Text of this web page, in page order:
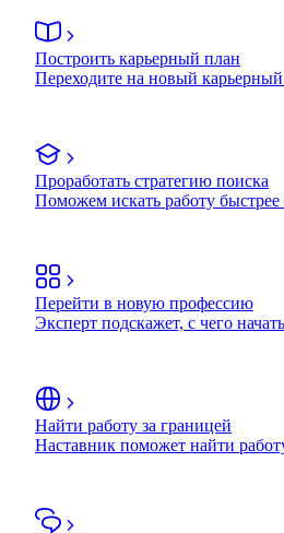
Построить карьерный план
Переходите на новый
Проработать стратегию поиска
Поможем искать работу
Перейти в новую профессию
Эксперт подскажет, с чего
Найти работу за границей
Наставник поможет найти